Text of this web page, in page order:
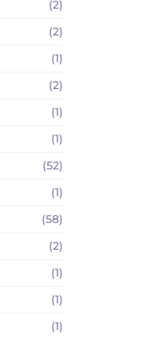
(2)
(2)
(1)
(2)
(1)
(1)
(52)
(1)
(58)
(2)
(1)
(1)
(1)